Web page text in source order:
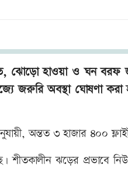
ঝোড়ো হাওয়া ও ঘন বরফ
জরুরি অবস্থা ঘোষণা করা
অন্তত ৩ হাজার ৪০০
ঝড়ের প্রভাবে নিউ